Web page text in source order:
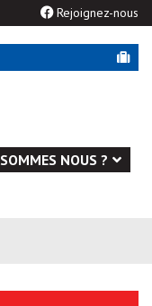
Rejoignez-nous
NOUS ?